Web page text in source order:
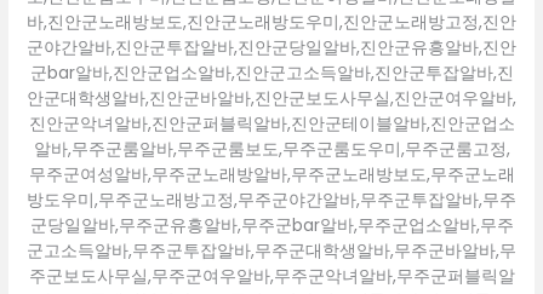
바,진안군노래방보도,진안군노래방도우미,진안군노래방고정,진안
군야간알바,진안군투잡알바,진안군당일알바,진안군유흥알바,진안
군bar알바,진안군업소알바,진안군고소득알바,진안군투잡알바,진
안군대학생알바,진안군바알바,진안군보도사무실,진안군여우알바,
진안군악녀알바,진안군퍼블릭알바,진안군테이블알바,진안군업소
알바,무주군룸알바,무주군룸보도,무주군룸도우미,무주군룸고정,
무주군여성알바,무주군노래방알바,무주군노래방보도,무주군노래
방도우미,무주군노래방고정,무주군야간알바,무주군투잡알바,무주
군당일알바,무주군유흥알바,무주군bar알바,무주군업소알바,무주
군고소득알바,무주군투잡알바,무주군대학생알바,무주군바알바,무
주군보도사무실,무주군여우알바,무주군악녀알바,무주군퍼블릭알